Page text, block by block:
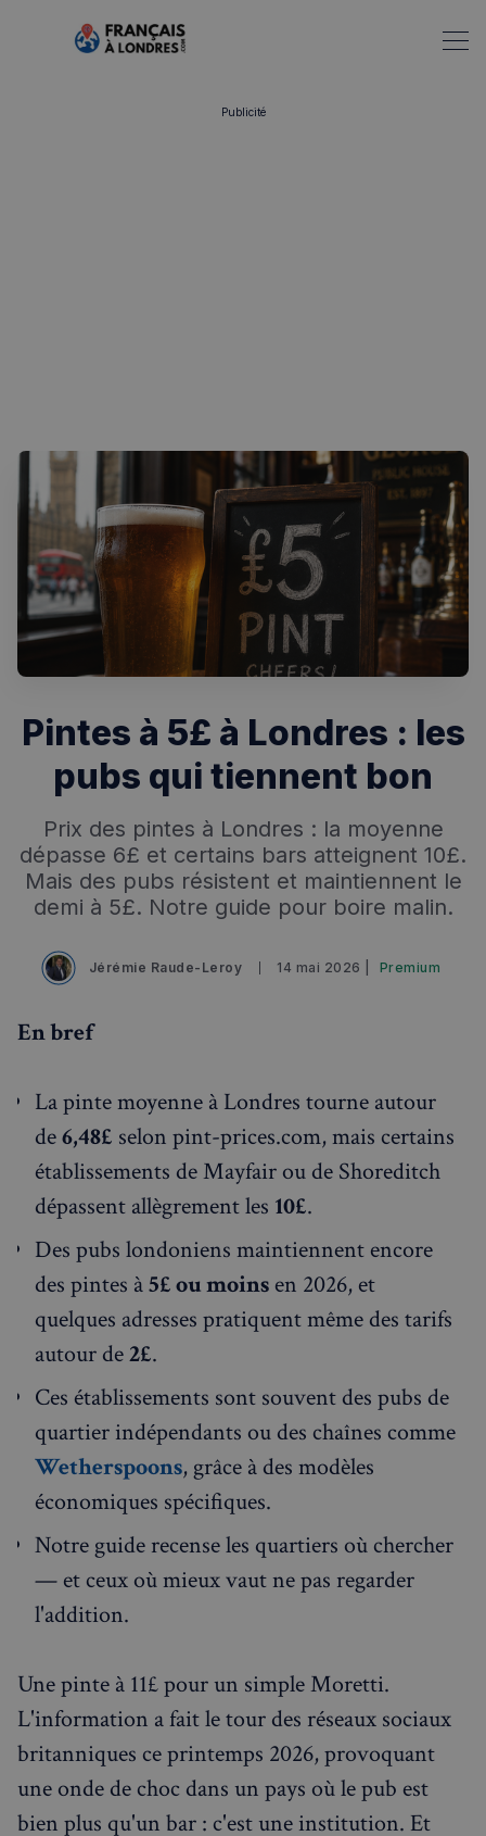
Rechercher dans Français à Londres - Magazine
Annuaire des professionnels
Visites guidées
Événements à venir
Publicité
Pintes à 5£ à Londres : les
pubs qui tiennent bon
Prix des pintes à Londres : la moyenne
dépasse 6£ et certains bars atteignent 10£.
Mais des pubs résistent et maintiennent le
demi à 5£. Notre guide pour boire malin.
Jérémie Raude-Leroy 14 mai 2026 | Premium
En bref
La pinte moyenne à Londres tourne autour
de6,48£ selon pint-prices.com, mais certains
établissements de Mayfair ou de Shoreditch
dépassent allègrement les 10£.
Des pubs londoniens maintiennent encore
des pintes à5£ ou moins en 2026, et
quelques adresses pratiquent même des tarifs
autour de2£.
Ces établissements sont souvent des pubs de
quartier indépendants ou des chaînes comme
Wetherspoons, grâce à des modèles
économiques spécifiques.
Notre guide recense les quartiers où chercher
— et ceux où mieux vaut ne pas regarder
l'addition.
Une pinte à 11£ pour un simple Moretti.
L'information a fait le tour des réseaux sociaux
britanniques ce printemps 2026, provoquant
une onde de choc dans un pays où le pub est
bien plus qu'un bar : c'est une institution. Et